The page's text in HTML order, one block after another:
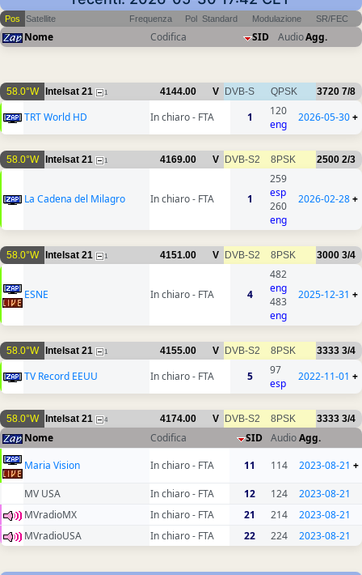
Pos Satellite Frequenza Pol Standard Modulazione SR/FEC
Nome Codifica SID AudioAgg.
58.0°W Intelsat 21 1 4144.00 V DVB-S QPSK 3720 7/8
TRT World HD In chiaro - FTA 1
120
eng
2026-05-30+
58.0°W Intelsat 21 1 4169.00 V DVB-S2 8PSK 2500 2/3
La Cadena del Milagro In chiaro - FTA 1
259
esp
260
eng
2026-02-28+
58.0°W Intelsat 21 1 4151.00 V DVB-S2 8PSK 3000 3/4
ESNE In chiaro - FTA 4
482
eng
483
eng
2025-12-31 +
58.0°W Intelsat 21 1 4155.00 V DVB-S2 8PSK 3333 3/4
TV Record EEUU In chiaro - FTA 5
97
esp
2022-11-01 +
58.0°W Intelsat 21 4 4174.00 V DVB-S2 8PSK 3333 3/4
Nome Codifica SID AudioAgg.
Maria Vision
In chiaro - FTA 11 114 2023-08-21 +
MV USA In chiaro - FTA 12 124
2023-08-21
MVradioMX
In chiaro - FTA 21 214
2023-08-21
MVradioUSA
In chiaro - FTA 22 224 2023-08-21